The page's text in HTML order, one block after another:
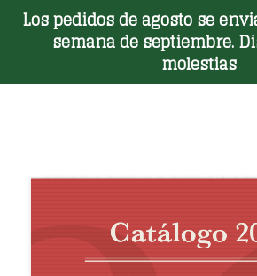
Los pedidos de agosto se
semana de septiembre.
molestias